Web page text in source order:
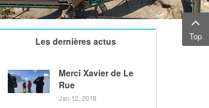
Les dernières actus
Merci Xavier de Le
Rue
Jan 12, 2018
Top